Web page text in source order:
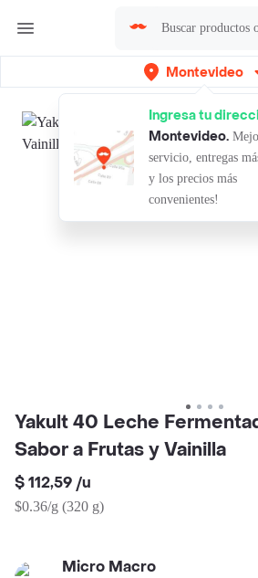
Montevideo
Ingresa tu
Montevideo.
servicio, entregas
y los precios más
convenientes!
Yakult 40 Leche
Sabor a Frutas y Vainilla
$ 112,59 /u
$0.36/g (320 g)
Micro Macro